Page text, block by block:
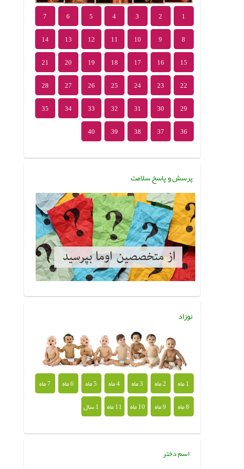
1
2
3
4
5
6
7
8
9
10
11
12
13
14
15
16
17
18
19
20
21
22
23
24
25
26
27
28
29
30
31
32
33
34
35
36
37
38
39
40
پرسش و پاسخ سلامت
نوزاد
1 ماه 2 ماه 3 ماه 4 ماه 5 ماه 6 ماه
7 ماه
8 ماه
9 ماه 10 ماه 11 ماه 1 سال
اسم دختر